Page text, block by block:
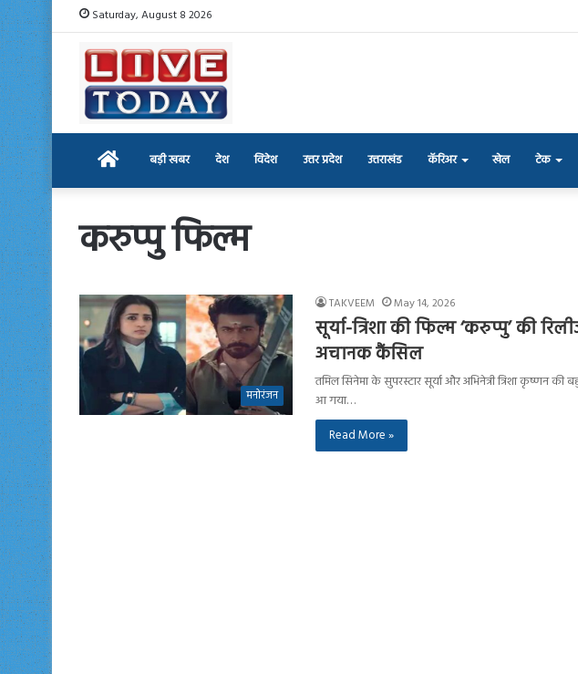
Saturday, August 8 2026
Home बड़ी खबर देश विदेश उत्तर प्रदेश उत्तराखंड कॅरिअर खेल टेक
करुप्पु फिल्म
मनोरंजन
TAKVEEM May 14, 2026
सूर्या-त्रिशा की फिल्म ‘करुप्पु’ की
अचानक कैंसिल
तमिल सिनेमा के सुपरस्टार सूर्या और अभिनेत्री त्रिशा कृष्णन की
आ गया…
Read More »